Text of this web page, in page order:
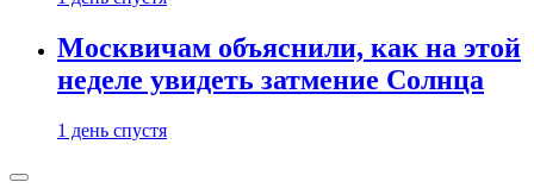
Москвичам объяснили, как на этой
неделе увидеть затмение Солнца
1 день спустя